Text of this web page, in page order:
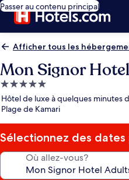
Passer au contenu principal
Afficher tous les
Mon Signor
Hébergement
5.0 étoiles
Hôtel de luxe à quelques minutes
Plage de Kamari
Sélectionnez des
Où allez-vous?